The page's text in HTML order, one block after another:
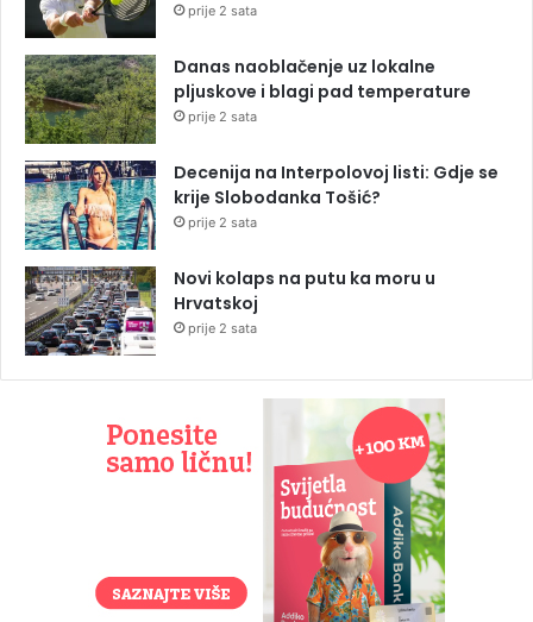
prije 2 sata
Danas naoblačenje uz lokalne
pljuskove i blagi pad temperature
prije 2 sata
Decenija na Interpolovoj listi: Gdje se
krije Slobodanka Tošić?
prije 2 sata
Novi kolaps na putu ka moru u
Hrvatskoj
prije 2 sata